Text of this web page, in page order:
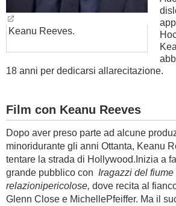
Keanu Reeves.
18 anni per dedicarsi allarecitazione.
Film con Keanu Reeves
Dopo aver preso parte ad alcune
minoridurante gli anni Ottanta, Keanu
tentare la strada di Hollywood.Inizia a
grande pubblico con Iragazzi del fiume
relazionipericolose, dove recita al
Glenn Close e MichellePfeiffer. Ma il